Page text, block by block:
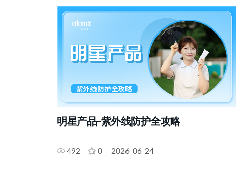
明星产品-紫外线防护全攻略
492 0 2026-06-24